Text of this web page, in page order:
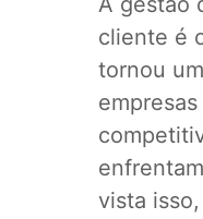
cliente é
tornou
vista